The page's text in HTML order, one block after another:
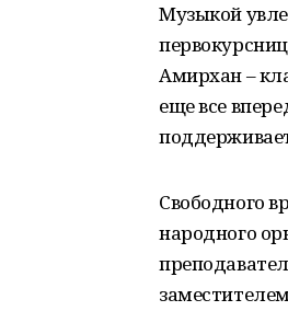
Музыкой
Амирхан –
еще все
Свободного
народного